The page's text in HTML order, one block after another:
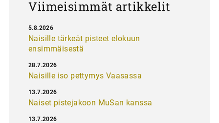
Viimeisimmät artikkelit
Naisille tärkeät pisteet elokuun
ensimmäisestä
5.8.2026
Naisille iso pettymys Vaasassa
28.7.2026
Naiset pistejakoon MuSan kanssa
13.7.2026
13.7.2026